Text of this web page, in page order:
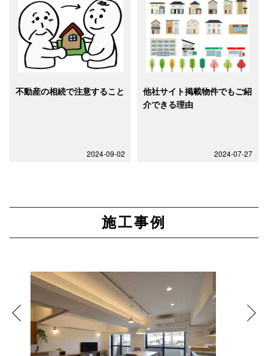
不動産の相続で注意すること
2024-09-02
他社サイト掲載物件でもご紹
介できる理由
2024-07-27
施工事例